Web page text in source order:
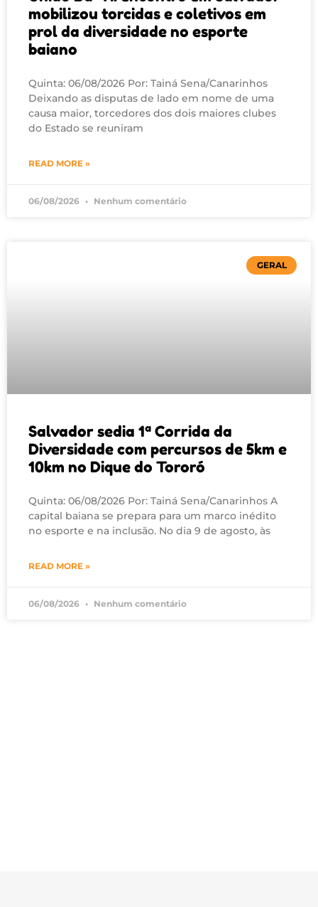
mobilizou torcidas e coletivos em
prol da diversidade no esporte
baiano
Quinta: 06/08/2026 Por: Tainá Sena/Canarinhos
Deixando as disputas de lado em nome de uma
causa maior, torcedores dos dois maiores clubes
do Estado se reuniram
READ MORE »
06/08/2026 Nenhum comentário
GERAL
Salvador sedia 1ª Corrida da
Diversidade com percursos de 5km e
10km no Dique do Tororó
Quinta: 06/08/2026 Por: Tainá Sena/Canarinhos A
capital baiana se prepara para um marco inédito
no esporte e na inclusão. No dia 9 de agosto, às
READ MORE »
06/08/2026 Nenhum comentário